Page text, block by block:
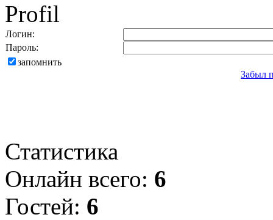
Profil
Логин:
Пароль:
запомнить
Забыл
Статистика
Онлайн всего: 6
Гостей: 6